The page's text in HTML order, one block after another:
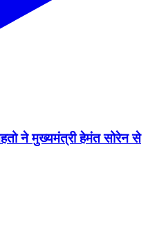
ने मुख्यमंत्री हेमंत सोरेन से